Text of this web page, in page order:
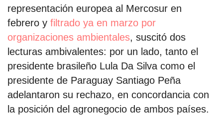
representación europea al Mercosur en
febrero y filtrado ya en marzo por
organizaciones ambientales, suscitó dos
lecturas ambivalentes: por un lado, tanto el
presidente brasileño Lula Da Silva como el
presidente de Paraguay Santiago Peña
adelantaron su rechazo, en concordancia con
la posición del agronegocio de ambos países.